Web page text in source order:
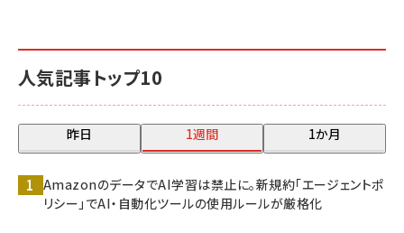
人気記事トップ10
昨日 1週間 1か月
AmazonのデータでAI学習は禁止に。新規約「エージェントポ
リシー」でAI・自動化ツールの使用ルールが厳格化